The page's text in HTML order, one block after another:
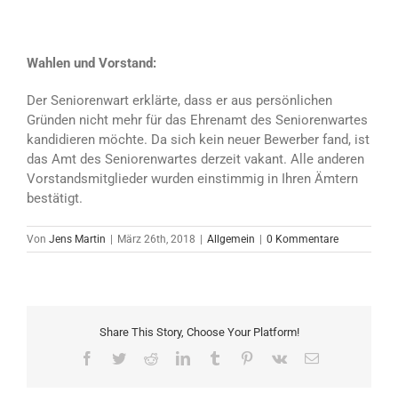
Wahlen und Vorstand:
Der Seniorenwart erklärte, dass er aus persönlichen
Gründen nicht mehr für das Ehrenamt des Seniorenwartes
kandidieren möchte. Da sich kein neuer Bewerber fand, ist
das Amt des Seniorenwartes derzeit vakant. Alle anderen
Vorstandsmitglieder wurden einstimmig in Ihren Ämtern
bestätigt.
Von Jens Martin März 26th, 2018 Allgemein 0 Kommentare
Share This Story, Choose Your Platform!
Facebook
TwitterRedditLinkedInTumblr Pinterest
Vk
E-